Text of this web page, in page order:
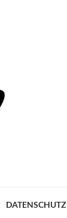
DATENSCHUTZ